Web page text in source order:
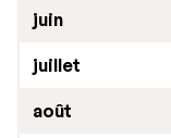
juin
juillet
août